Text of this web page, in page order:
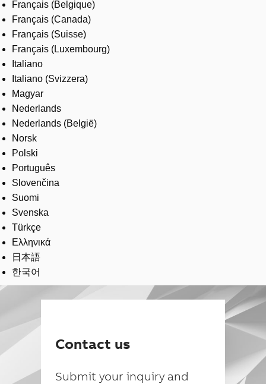
Français (Belgique)
Français (Canada)
Français (Suisse)
Français (Luxembourg)
Italiano
Italiano (Svizzera)
Magyar
Nederlands
Nederlands (België)
Norsk
Polski
Português
Slovenčina
Suomi
Svenska
Türkçe
Ελληνικά
日本語
한국어
Contact us
Submit your inquiry and